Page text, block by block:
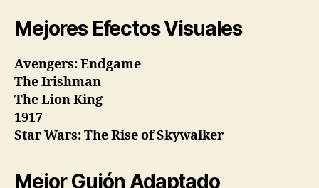
Mejores Efectos Visuales
Avengers: Endgame
The Irishman
The Lion King
1917
Star Wars: The Rise of Skywalker
Mejor Guión Adaptado